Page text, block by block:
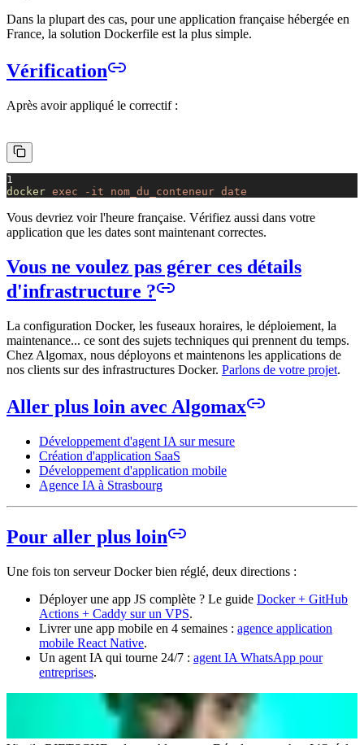
Dans la plupart des cas, pour une application française hébergée en
France, la solution Dockerfile est la plus simple.
Vérification
Après avoir appliqué le correctif :
1
docker exec -it nom_du_conteneur date
Vous devriez voir l'heure française. Vérifiez aussi dans votre
application que les dates sont maintenant correctes.
Vous ne voulez pas gérer ces détails
d'infrastructure ?
La configuration Docker, les fuseaux horaires, le déploiement, la
maintenance... ce sont des sujets techniques qui prennent du temps.
Chez Algomax, nous déployons et maintenons les applications de
nos clients sur des infrastructures Docker. Parlons de votre projet.
Aller plus loin avec Algomax
Développement d'agent IA sur mesure
Création d'application SaaS
Développement d'application mobile
Agence IA à Strasbourg
Pour aller plus loin
Une fois ton serveur Docker bien réglé, deux directions :
Déployer une app JS complète ? Le guide Docker + GitHub
Actions + Caddy sur un VPS.
Livrer une app mobile en 4 semaines : agence application
mobile React Native.
Un agent IA qui tourne 24/7 : agent IA WhatsApp pour
entreprises.